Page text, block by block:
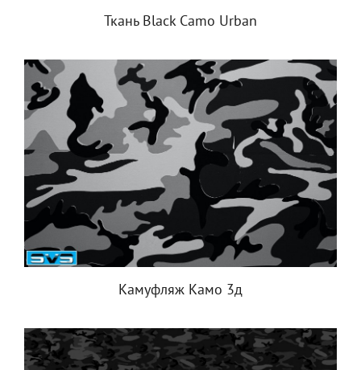
Ткань Black Camo Urban
Камуфляж Камо 3д